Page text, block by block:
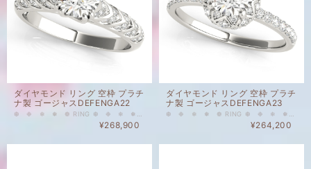
ダイヤモンド リング 空枠 プラチ
ナ製 ゴージャスDEFENGA22
¥268,900
ダイヤモンド リング 空枠 プラチ
ナ製 ゴージャスDEFENGA23
¥264,200